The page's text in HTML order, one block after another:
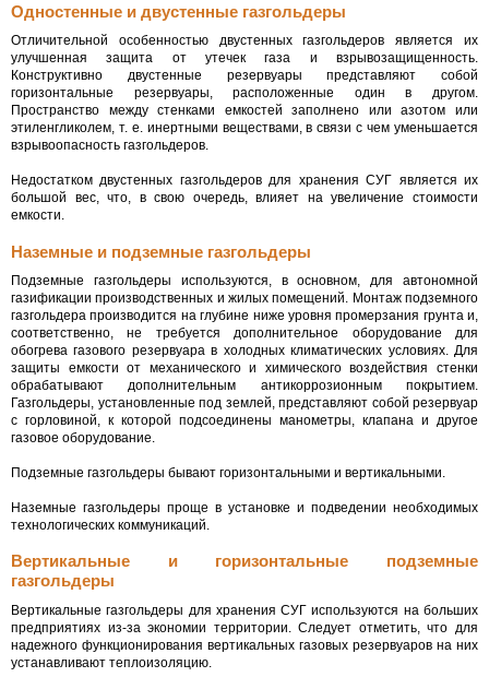
Одностенные и двустенные газгольдеры
Отличительной особенностью двустенных газгольдеров является их
улучшенная защита от утечек газа и взрывозащищенность.
Конструктивно двустенные резервуары представляют собой
горизонтальные резервуары, расположенные один в другом.
Пространство между стенками емкостей заполнено или азотом или
этиленгликолем, т. е. инертными веществами, в связи с чем уменьшается
взрывоопасность газгольдеров.
Недостатком двустенных газгольдеров для хранения СУГ является их
большой вес, что, в свою очередь, влияет на увеличение стоимости
емкости.
Наземные и подземные газгольдеры
Подземные газгольдеры используются, в основном, для автономной
газификации производственных и жилых помещений. Монтаж подземного
газгольдера производится на глубине ниже уровня промерзания грунта и,
соответственно, не требуется дополнительное оборудование для
обогрева газового резервуара в холодных климатических условиях. Для
защиты емкости от механического и химического воздействия стенки
обрабатывают дополнительным антикоррозионным покрытием.
Газгольдеры, установленные под землей, представляют собой резервуар
с горловиной, к которой подсоединены манометры, клапана и другое
газовое оборудование.
Подземные газгольдеры бывают горизонтальными и вертикальными.
Наземные газгольдеры проще в установке и подведении необходимых
технологических коммуникаций.
Вертикальные и горизонтальные подземные
газгольдеры
Вертикальные газгольдеры для хранения СУГ используются на больших
предприятиях из-за экономии территории. Следует отметить, что для
надежного функционирования вертикальных газовых резервуаров на них
устанавливают теплоизоляцию.